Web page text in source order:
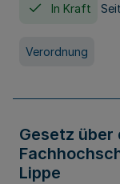
In Kraft
Verordnung
Gesetz über
Lippe